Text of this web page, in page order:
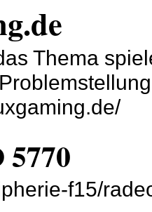
Thema
f15/